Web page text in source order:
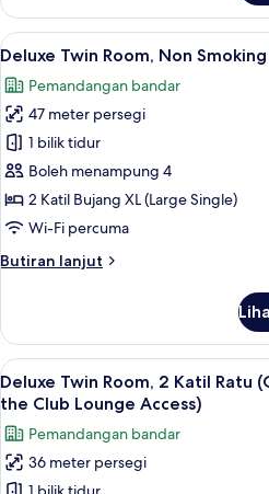
Twin
Room,
Non
(Universal
Design)
Lihat
semua
foto
untuk
Deluxe
Twin
Room,
Non
Smoking
(Luxury,
1
9
Deluxe Twin Room, Non
Pemandangan bandar
47 meter persegi
1 bilik tidur
Boleh menampung 4
2 Katil Bujang XL (Large Single)
Wi-Fi percuma
Butiran lanjut
Butiran
Twin
Room,
Non
Smoking
Universal
Design)
Lihat
semua
foto
untuk
Deluxe
12
Deluxe Twin Room, 2 Katil Ratu
the Club Lounge Access)
Pemandangan bandar
36 meter persegi